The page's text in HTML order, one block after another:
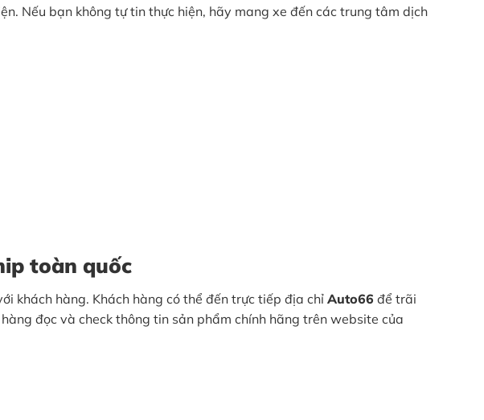
Nếu bạn không tự tin thực hiện, hãy mang xe đến các trung tâm dịch
toàn quốc
khách hàng. Khách hàng có thể đến trực tiếp địa chỉ Auto66 để trãi
đọc và check thông tin sản phẩm chính hãng trên website của